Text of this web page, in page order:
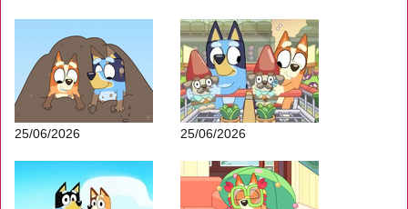
25/06/2026 25/06/2026